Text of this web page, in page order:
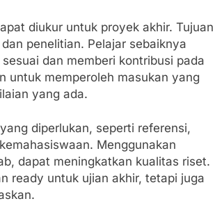
diukur untuk proyek akhir. Tujuan
penelitian. Pelajar sebaiknya
dan memberi kontribusi pada
untuk memperoleh masukan yang
yang ada.
diperlukan, seperti referensi,
Menggunakan
dapat meningkatkan kualitas riset.
ready untuk ujian akhir, tetapi juga